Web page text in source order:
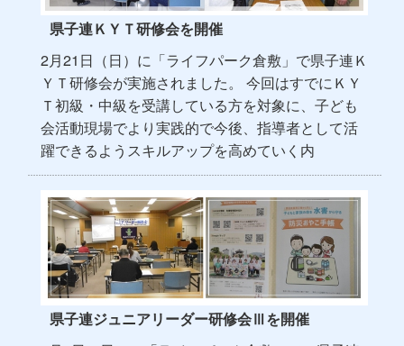
県子連ＫＹＴ研修会を開催
2月21日（日）に「ライフパーク倉敷」で県子連Ｋ
ＹＴ研修会が実施されました。 今回はすでにＫＹ
Ｔ初級・中級を受講している方を対象に、子ども
会活動現場でより実践的で今後、指導者として活
躍できるようスキルアップを高めていく内
県子連ジュニアリーダー研修会Ⅲを開催